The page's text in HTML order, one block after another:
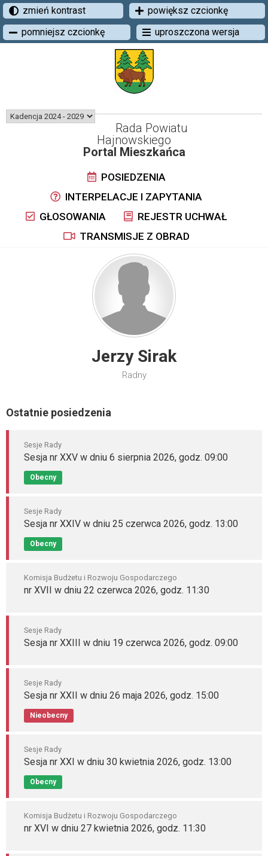
zmień kontrast
powiększ czcionkę
pomniejsz czcionkę
uproszczona wersja
Rada Powiatu
Hajnowskiego
Portal Mieszkańca
POSIEDZENIA
INTERPELACJE I ZAPYTANIA
GŁOSOWANIA
REJESTR UCHWAŁ
TRANSMISJE Z OBRAD
Jerzy Sirak
Radny
Ostatnie posiedzenia
Sesje Rady
Sesja nr XXV w dniu 6 sierpnia 2026, godz. 09:00
Obecny
Sesje Rady
Sesja nr XXIV w dniu 25 czerwca 2026, godz. 13:00
Obecny
Komisja Budżetu i Rozwoju Gospodarczego
nr XVII w dniu 22 czerwca 2026, godz. 11:30
Sesje Rady
Sesja nr XXIII w dniu 19 czerwca 2026, godz. 09:00
Sesje Rady
Sesja nr XXII w dniu 26 maja 2026, godz. 15:00
Nieobecny
Sesje Rady
Sesja nr XXI w dniu 30 kwietnia 2026, godz. 13:00
Obecny
Komisja Budżetu i Rozwoju Gospodarczego
nr XVI w dniu 27 kwietnia 2026, godz. 11:30